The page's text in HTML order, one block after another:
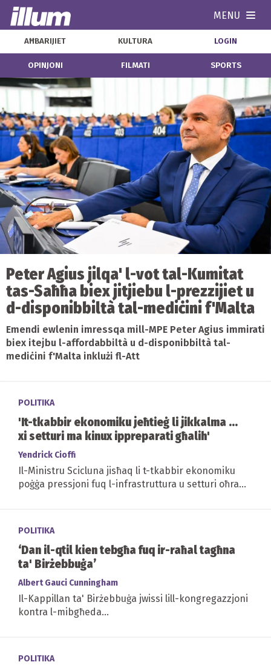
MENU
AĦBARIJIET KULTURA LOGIN
OPINJONI FILMATI SPORTS
Peter Agius jilqa' l-vot tal-Kumitat
tas-Saħħa biex jitjiebu l-prezzijiet u
d-disponibbiltà tal-mediċini f'Malta
Emendi ewlenin imressqa mill-MPE Peter Agius immirati
biex itejbu l-affordabbiltà u d-disponibbiltà tal-
mediċini f'Malta inklużi fl-Att
POLITIKA
'It-tkabbir ekonomiku jeħtieġ li jikkalma ...
xi setturi ma kinux ippreparati għalih'
Yendrick Cioffi
Il-Ministru Scicluna jisħaq li t-tkabbir ekonomiku
poġġa pressjoni fuq l-infrastruttura u setturi oħra
POLITIKA
‘Dan il-qtil kien tebgħa fuq ir-raħal tagħna
ta' Birżebbuġa’
Albert Gauci Cunningham
Il-Kappillan ta' Birżebbuġa jwissi lill-kongregazzjoni
kontra l-mibgħeda...
POLITIKA